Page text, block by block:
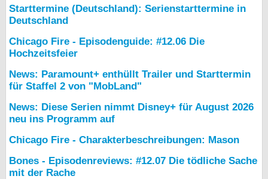
Starttermine (Deutschland): Serienstarttermine in
Deutschland
Chicago Fire - Episodenguide: #12.06 Die
Hochzeitsfeier
News: Paramount+ enthüllt Trailer und Starttermin
für Staffel 2 von "MobLand"
News: Diese Serien nimmt Disney+ für August 2026
neu ins Programm auf
Chicago Fire - Charakterbeschreibungen: Mason
Bones - Episodenreviews: #12.07 Die tödliche Sache
mit der Rache